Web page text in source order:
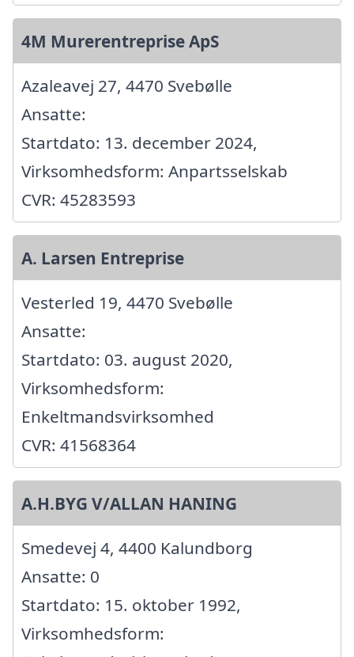
4M Murerentreprise ApS
Azaleavej 27, 4470 Svebølle
Ansatte:
Startdato: 13. december 2024,
Virksomhedsform: Anpartsselskab
CVR: 45283593
A. Larsen Entreprise
Vesterled 19, 4470 Svebølle
Ansatte:
Startdato: 03. august 2020,
Virksomhedsform:
Enkeltmandsvirksomhed
CVR: 41568364
A.H.BYG V/ALLAN HANING
Smedevej 4, 4400 Kalundborg
Ansatte: 0
Startdato: 15. oktober 1992,
Virksomhedsform: